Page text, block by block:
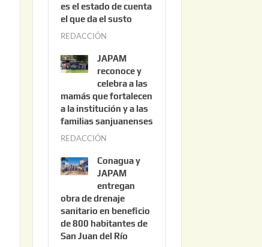
es el estado de cuenta
el que da el susto
REDACCIÓN
s
t
o
3
0
2
6
JAPAM
reconoce y
celebra a las
mamás que fortalecen
a la institución y a las
familias sanjuanenses
REDACCIÓN
n
i
o
3
0
Conagua y
JAPAM
entregan
obra de drenaje
sanitario en beneficio
de 800 habitantes de
San Juan del Río